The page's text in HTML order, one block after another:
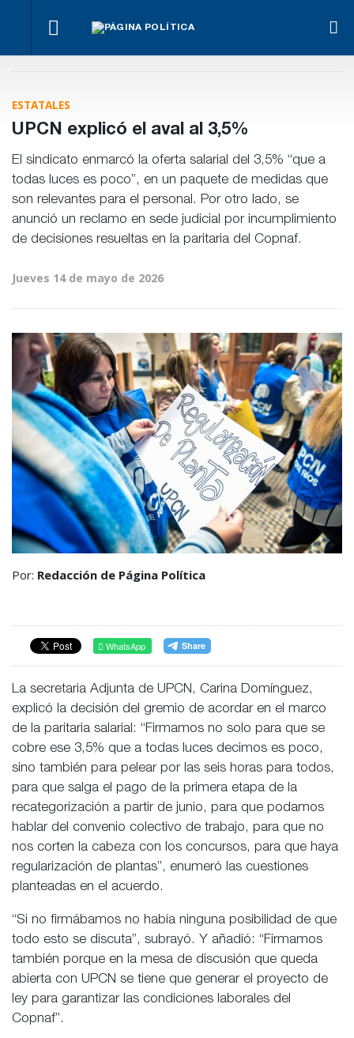
marcha
Benegas
intereses
ante la
Tierras.
La Justicia
ESTATALES
UPCN explicó el aval al 3,5%
El sindicato enmarcó la oferta salarial del 3,5% “que a
todas luces es poco”, en un paquete de medidas que
son relevantes para el personal. Por otro lado, se
anunció un reclamo en sede judicial por incumplimiento
de decisiones resueltas en la paritaria del Copnaf.
Jueves 14 de mayo de 2026
Por: Redacción de Página Política
WhatsApp
La secretaria Adjunta de UPCN, Carina Domínguez,
explicó la decisión del gremio de acordar en el marco
de la paritaria salarial: “Firmamos no solo para que se
cobre ese 3,5% que a todas luces decimos es poco,
sino también para pelear por las seis horas para todos,
para que salga el pago de la primera etapa de la
recategorización a partir de junio, para que podamos
hablar del convenio colectivo de trabajo, para que no
nos corten la cabeza con los concursos, para que haya
regularización de plantas”, enumeró las cuestiones
planteadas en el acuerdo.
“Si no firmábamos no había ninguna posibilidad de que
todo esto se discuta”, subrayó. Y añadió: “Firmamos
también porque en la mesa de discusión que queda
abierta con UPCN se tiene que generar el proyecto de
ley para garantizar las condiciones laborales del
Copnaf”.